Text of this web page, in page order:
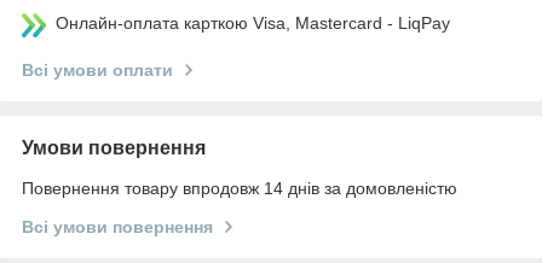
Онлайн-оплата карткою Visa, Mastercard - LiqPay
Всі умови оплати
Умови повернення
Повернення товару впродовж 14 днів за домовленістю
Всі умови повернення